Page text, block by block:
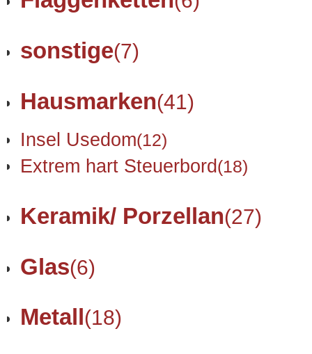
sonstige(7)
Hausmarken(41)
Insel Usedom(12)
Extrem hart Steuerbord(18)
Keramik/ Porzellan(27)
Glas(6)
Metall(18)